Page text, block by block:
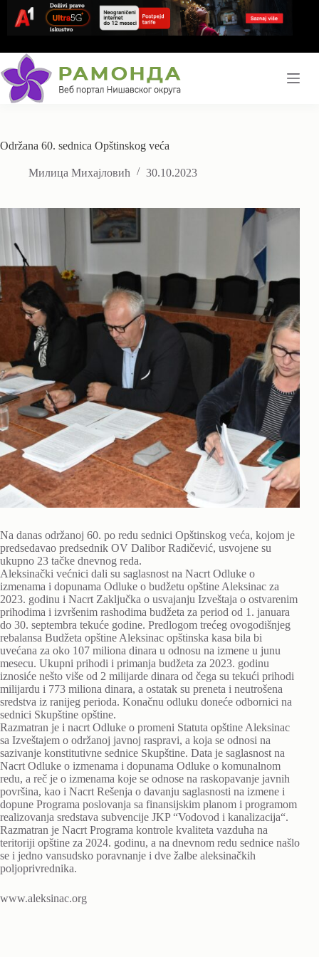
content
Održana 60. sednica Opštinskog veća
Милица Михајловић 30.10.2023
Na danas održanoj 60. po redu sednici Opštinskog veća, kojom je
predsedavao predsednik OV Dalibor Radičević, usvojene su
ukupno 23 tačke dnevnog reda.
Aleksinački većnici dali su saglasnost na Nacrt Odluke o
izmenama i dopunama Odluke o budžetu opštine Aleksinac za
2023. godinu i Nacrt Zaključka o usvajanju Izveštaja o ostvarenim
prihodima i izvršenim rashodima budžeta za period od 1. januara
do 30. septembra tekuće godine. Predlogom trećeg ovogodišnjeg
rebalansa Budžeta opštine Aleksinac opštinska kasa bila bi
uvećana za oko 107 miliona dinara u odnosu na izmene u junu
mesecu. Ukupni prihodi i primanja budžeta za 2023. godinu
iznosiće nešto više od 2 milijarde dinara od čega su tekući prihodi
milijardu i 773 miliona dinara, a ostatak su preneta i neutrošena
sredstva iz ranijeg perioda. Konačnu odluku doneće odbornici na
sednici Skupštine opštine.
Razmatran je i nacrt Odluke o promeni Statuta opštine Aleksinac
sa Izveštajem o održanoj javnoj raspravi, a koja se odnosi na
sazivanje konstitutivne sednice Skupštine. Data je saglasnost na
Nacrt Odluke o izmenama i dopunama Odluke o komunalnom
redu, a reč je o izmenama koje se odnose na raskopavanje javnih
površina, kao i Nacrt Rešenja o davanju saglasnosti na izmene i
dopune Programa poslovanja sa finansijskim planom i programom
realizovanja sredstava subvencije JKP “Vodovod i kanalizacija“.
Razmatran je Nacrt Programa kontrole kvaliteta vazduha na
teritoriji opštine za 2024. godinu, a na dnevnom redu sednice našlo
se i jedno vansudsko poravnanje i dve žalbe aleksinačkih
poljoprivrednika.
www.aleksinac.org